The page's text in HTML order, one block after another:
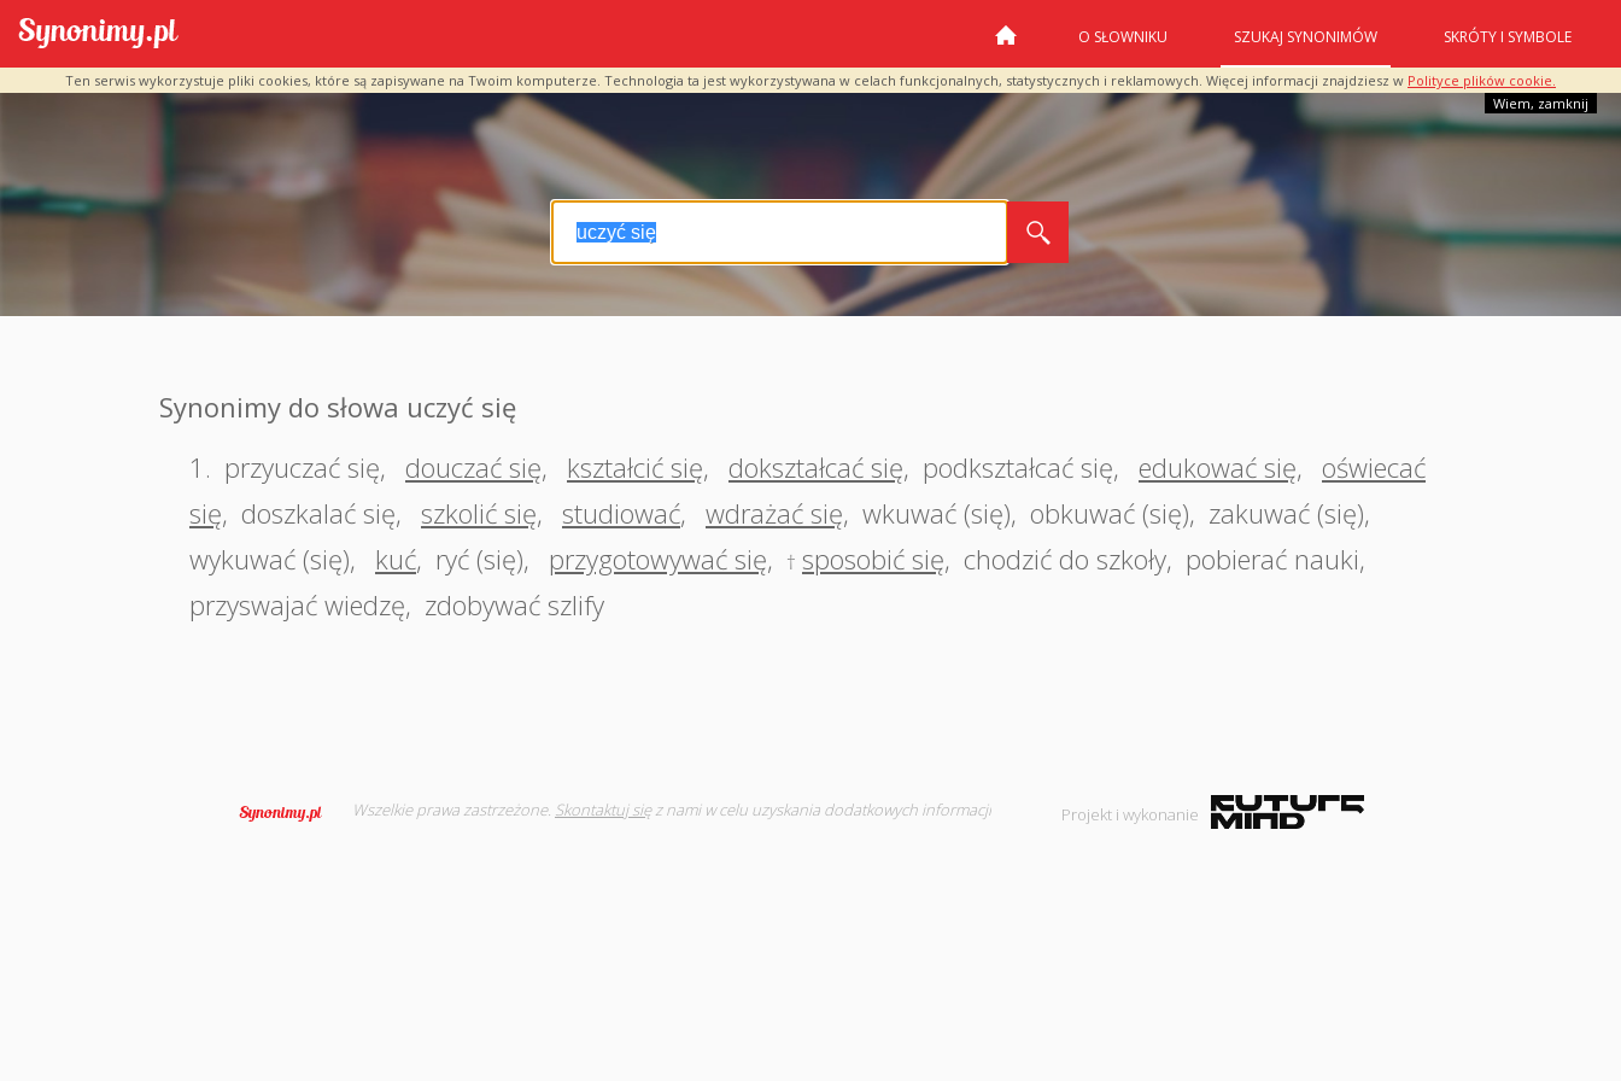
Ten serwis wykorzystuje pliki cookies, które są zapisywane na Twoim komputerze. Technologia ta jest wykorzystywana w celach funkcjonalnych, statystycznych i reklamowych. Więcej informacji znajdziesz w Polityce plików cookie.
Wiem, zamknij
O SŁOWNIKU SZUKAJ SYNONIMÓW SKRÓTY I SYMBOLE
Synonimy do słowa uczyć się
1. przyuczać się, douczać się, kształcić się, dokształcać się, podkształcać się, edukować się,
oświecać
się, doszkalać się, szkolić się, studiować, wdrażać się, wkuwać (się), obkuwać (się), zakuwać (się),
wykuwać (się), kuć, ryć (się), przygotowywać się, † sposobić się, chodzić do szkoły, pobierać nauki,
przyswajać wiedzę, zdobywać szlify
Wszelkie prawa zastrzeżone. Skontaktuj sięz nami w celu uzyskania dodatkowych informacji Projekt i wykonanie